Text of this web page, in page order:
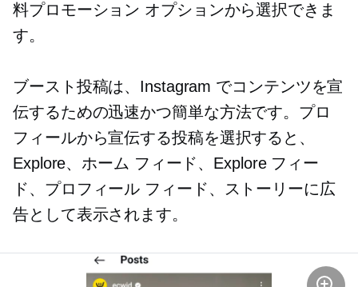
料プロモーション オプションから選択できま
す。
ブースト投稿は、Instagram でコンテンツを宣
伝するための迅速かつ簡単な方法です。プロ
フィールから宣伝する投稿を選択すると、
Explore、ホーム フィード、Explore フィー
ド、プロフィール フィード、ストーリーに広
告として表示されます。